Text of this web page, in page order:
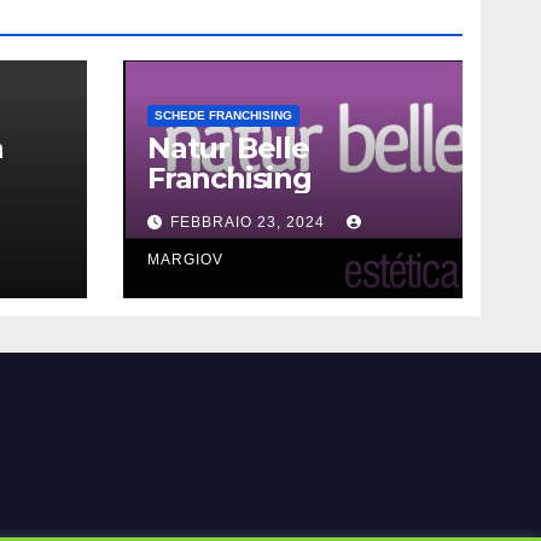
SCHEDE FRANCHISING
Natur Belle
Franchising
FEBBRAIO 23, 2024
MARGIOV